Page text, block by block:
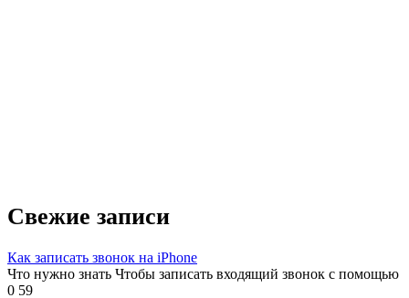
Свежие записи
Как записать звонок на iPhone
Что нужно знать Чтобы записать входящий звонок с помощью
0 59